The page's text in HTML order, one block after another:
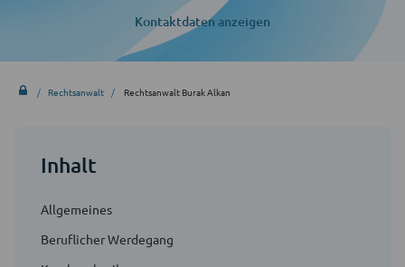
Kontaktdaten anzeigen
Rechtsanwalt Rechtsanwalt Burak Alkan
Inhalt
Allgemeines
Beruflicher Werdegang